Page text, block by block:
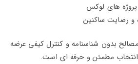
های لوکس
و رضایت ساکنین
مصالح بدون شناسنامه و کنترل کیفی عرضه
مطمئن و حرفه‌ ای است.